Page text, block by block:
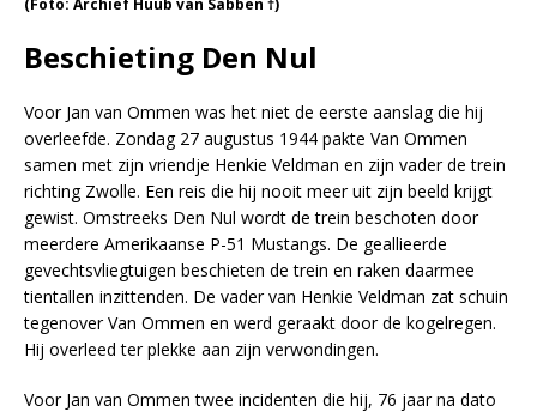
Beschieting Den Nul
Voor Jan van Ommen was het niet de eerste aanslag die hij
overleefde. Zondag 27 augustus 1944 pakte Van Ommen
samen met zijn vriendje Henkie Veldman en zijn vader de trein
richting Zwolle. Een reis die hij nooit meer uit zijn beeld krijgt
gewist. Omstreeks Den Nul wordt de trein beschoten door
meerdere Amerikaanse P-51 Mustangs. De geallieerde
gevechtsvliegtuigen beschieten de trein en raken daarmee
tientallen inzittenden. De vader van Henkie Veldman zat schuin
tegenover Van Ommen en werd geraakt door de kogelregen.
Hij overleed ter plekke aan zijn verwondingen.
Voor Jan van Ommen twee incidenten die hij, 76 jaar na dato